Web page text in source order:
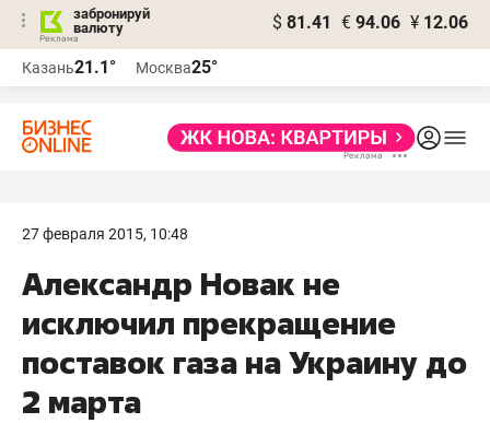
забронируй
валюту
$ 81.41 € 94.06 ¥ 12.06
Казань21.1° Москва25°
27 февраля 2015, 10:48
Александр Новак не
исключил прекращение
поставок газа на Украину до
2 марта